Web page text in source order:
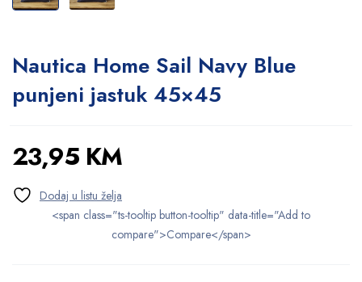
Nautica Home Sail Navy Blue
punjeni jastuk 45×45
23,95 KM
<span class="ts-tooltip button-tooltip" data-title="Add to
compare">Compare</span>